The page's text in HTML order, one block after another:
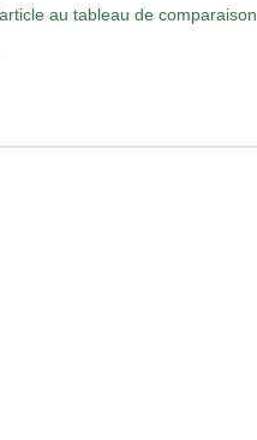
au tableau de comparaison